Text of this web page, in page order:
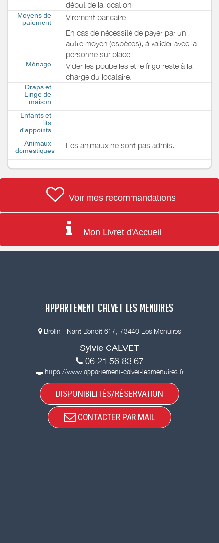
début de la location
Moyens de
paiement
Virement bancaire
En cas de nécessité de payer par un
autre moyen (espèces), à valider avec la
personne sur place
Ménage
Vider les poubelles et le frigo reste à la
charge du locataire.
Draps et
Linge de
maison
Enfants et
lits
d'appoints
Animaux
domestiques
Les animaux ne sont pas admis.
Voir mes recommandations
Mon Livret d'Accueil
APPARTEMENT CALVET LES MENUIRES
Brelin - Nant Benoit 617, 73440 Les Menuires
Sylvie CALVET
06 21 56 83 67
https://www.appartement-calvet-lesmenuires.fr
DISPONIBILITÉS/RÉSERVATION
CONTACTER PAR MAIL